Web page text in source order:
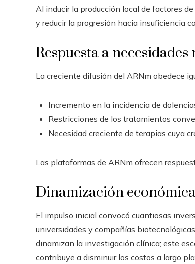
Al inducir la producción local de factores
y reducir la progresión hacia insuficiencia
Respuesta a
La creciente difusión del ARNm obedece
Incremento en la incidencia de
Restricciones de los tratamientos
Necesidad creciente de terapias cuya
Las plataformas de ARNm ofrecen
Dinamización
El impulso inicial convocó cuantiosas
universidades y compañías
dinamizan la investigación clínica; este
contribuye a disminuir los costos a largo